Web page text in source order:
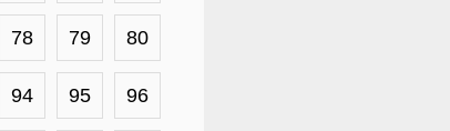
78 79 80
94 95 96